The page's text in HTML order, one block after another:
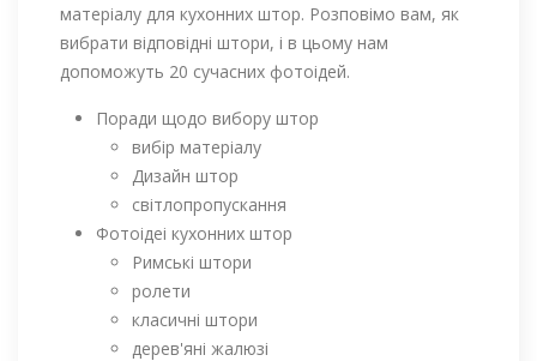
матеріалу для кухонних штор. Розповімо вам, як
вибрати відповідні штори, і в цьому нам
допоможуть 20 сучасних фотоідей.
Поради щодо вибору штор
вибір матеріалу
Дизайн штор
світлопропускання
Фотоідеі кухонних штор
Римські штори
ролети
класичні штори
дерев'яні жалюзі